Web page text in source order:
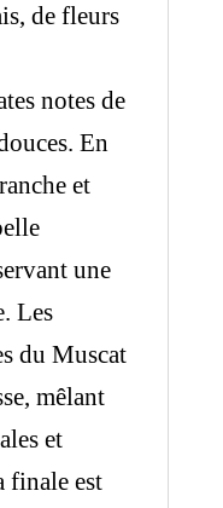
de fleurs
notes de
En
et
une
Les
du Muscat
mêlant
et
finale est